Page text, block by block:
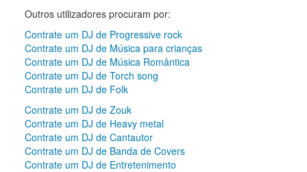
Outros utilizadores procuram por:
Contrate um DJ de Progressive rock
Contrate um DJ de Música para crianças
Contrate um DJ de Música Romântica
Contrate um DJ de Torch song
Contrate um DJ de Folk
Contrate um DJ de Zouk
Contrate um DJ de Heavy metal
Contrate um DJ de Cantautor
Contrate um DJ de Banda de Covers
Contrate um DJ de Entretenimento